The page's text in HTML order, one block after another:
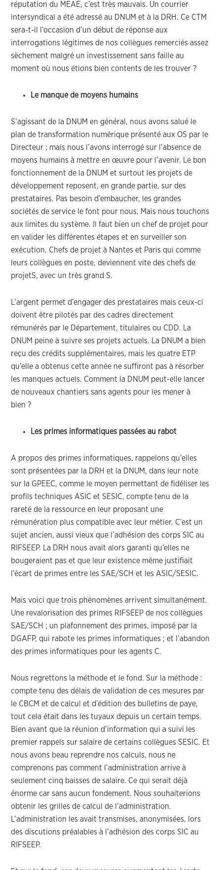
réputation du MEAE, c’est très mauvais. Un courrier
intersyndical a été adressé au DNUM et à la DRH. Ce CTM
sera-t-il l’occasion d’un début de réponse aux
interrogations légitimes de nos collègues remerciés assez
sèchement malgré un investissement sans faille au
moment où nous étions bien contents de les trouver ?
Le manque de moyens humains
S’agissant de la DNUM en général, nous avons salué le
plan de transformation numérique présenté aux OS par le
Directeur ; mais nous l’avons interrogé sur l’absence de
moyens humains à mettre en œuvre pour l’avenir. Le bon
fonctionnement de la DNUM et surtout les projets de
développement reposent, en grande partie, sur des
prestataires. Pas besoin d’embaucher, les grandes
sociétés de service le font pour nous. Mais nous touchons
aux limites du système. Il faut bien un chef de projet pour
en valider les différentes étapes et en surveiller son
exécution. Chefs de projet à Nantes et Paris qui comme
leurs collègues en poste, deviennent vite des chefs de
projetS, avec un très grand S.
L’argent permet d’engager des prestataires mais ceux-ci
doivent être pilotés par des cadres directement
rémunérés par le Département, titulaires ou CDD. La
DNUM peine à suivre ses projets actuels. La DNUM a bien
reçu des crédits supplémentaires, mais les quatre ETP
qu’elle a obtenus cette année ne suffiront pas à résorber
les manques actuels. Comment la DNUM peut-elle lancer
de nouveaux chantiers sans agents pour les mener à
bien ?
Les primes informatiques passées au rabot
A propos des primes informatiques, rappelons qu’elles
sont présentées par la DRH et la DNUM, dans leur note
sur la GPEEC, comme le moyen permettant de fidéliser les
profils techniques ASIC et SESIC, compte tenu de la
rareté de la ressource en leur proposant une
rémunération plus compatible avec leur métier. C’est un
sujet ancien, aussi vieux que l’adhésion des corps SIC au
RIFSEEP. La DRH nous avait alors garanti qu’elles ne
bougeraient pas et que leur existence même justifiait
l’écart de primes entre les SAE/SCH et les ASIC/SESIC.
Mais voici que trois phénomènes arrivent simultanément.
Une revalorisation des primes RIFSEEP de nos collègues
SAE/SCH ; un plafonnement des primes, imposé par la
DGAFP, qui rabote les primes informatiques ; et l’abandon
des primes informatiques pour les agents C.
Nous regrettons la méthode et le fond. Sur la méthode :
compte tenu des délais de validation de ces mesures par
le CBCM et de calcul et d’édition des bulletins de paye,
tout cela était dans les tuyaux depuis un certain temps.
Bien avant que la réunion d’information qui a suivi les
premier rappels sur salaire de certains collègues SESIC. Et
nous avons beau reprendre nos calculs, nous ne
comprenons pas comment l’administration arrive à
seulement cinq baisses de salaire. Ce qui serait déjà
énorme car sans aucun fondement. Nous souhaiterions
obtenir les grilles de calcul de l’administration.
L’administration les avait transmises, anonymisées, lors
des discutions préalables à l’adhésion des corps SIC au
RIFSEEP.